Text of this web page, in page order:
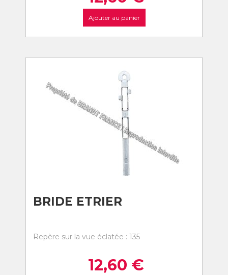
Ajouter au panier
BRIDE ETRIER
Repère sur la vue éclatée : 135
12,60 €